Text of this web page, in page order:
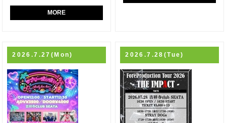
MORE
2026.7.27(Mon) 2026.7.28(Tue)